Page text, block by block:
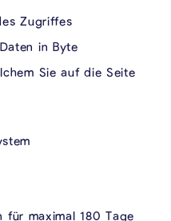
Zugriffes
in Byte
Sie auf die Seite
für maximal 180 Tage